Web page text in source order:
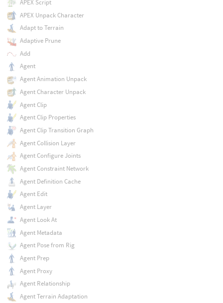
APEX Script
APEX Unpack Character
Adapt to Terrain
Adaptive Prune
Add
Agent
Agent Animation Unpack
Agent Character Unpack
Agent Clip
Agent Clip Properties
Agent Clip Transition Graph
Agent Collision Layer
Agent Configure Joints
Agent Constraint Network
Agent Definition Cache
Agent Edit
Agent Layer
Agent Look At
Agent Metadata
Agent Pose from Rig
Agent Prep
Agent Proxy
Agent Relationship
Agent Terrain Adaptation